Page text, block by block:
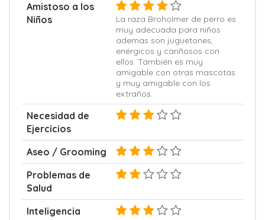
Amistoso a los
Niños
La raza Broholmer de perro es
muy adecuada para niños
ademas son juguetones,
enérgicos y cariñosos con
ellos. También es muy
amigable con otras mascotas
y muy amigable con los
extraños.
Necesidad de
Ejercicios
Aseo / Grooming
Problemas de
Salud
Inteligencia